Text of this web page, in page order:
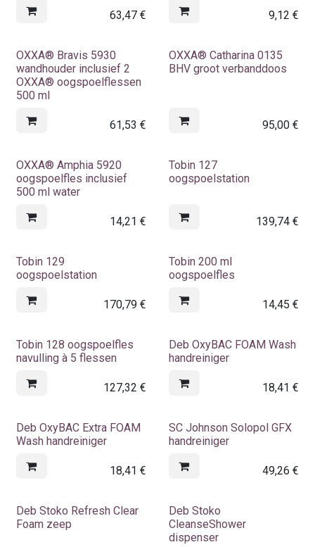
63,47€ 9,12 €
OXXA® Bravis 5930
wandhouder inclusief 2
OXXA® oogspoelflessen
500 ml
61,53 €
OXXA® Catharina 0135
BHV groot verbanddoos
95,00€
OXXA® Amphia 5920
oogspoelfles inclusief
500 ml water
14,21 €
Tobin 127
oogspoelstation
139,74€
Tobin 129
oogspoelstation
170,79€
Tobin 200 ml
oogspoelfles
14,45 €
Tobin 128 oogspoelfles
navulling à 5 flessen
127,32 €
Deb OxyBAC FOAM Wash
handreiniger
18,41 €
Deb OxyBAC Extra FOAM
Wash handreiniger
18,41 €
SC Johnson Solopol GFX
handreiniger
49,26 €
Deb Stoko Refresh Clear
Foam zeep
Deb Stoko
CleanseShower
dispenser